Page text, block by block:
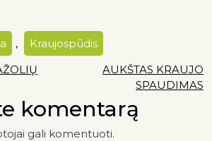
,
Kraujospūdis
AUKŠTAS KRAUJO
SPAUDIMAS
komentarą
gali komentuoti.